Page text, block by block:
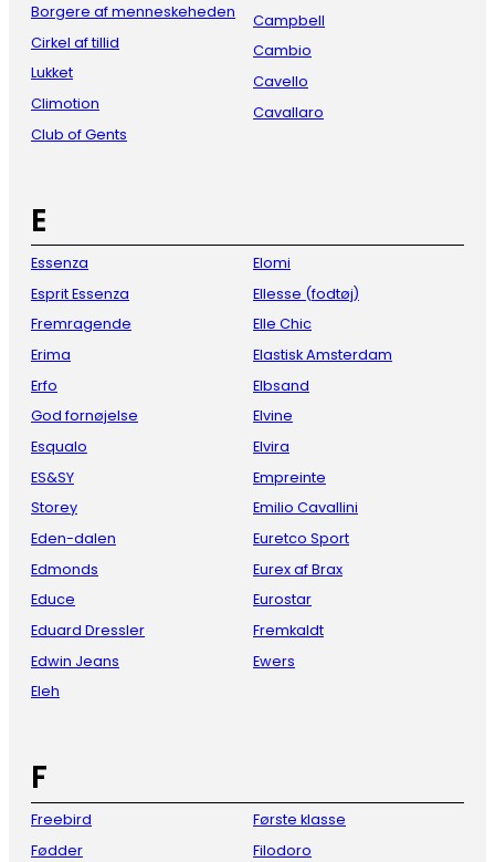
Borgere af menneskeheden
Cirkel af tillid
Lukket
Climotion
Club of Gents
Campbell
Cambio
Cavello
Cavallaro
E
Essenza
Esprit Essenza
Fremragende
Erima
Erfo
God fornøjelse
Esqualo
ES&SY
Storey
Eden-dalen
Edmonds
Educe
Eduard Dressler
Edwin Jeans
Eleh
Elomi
Ellesse (fodtøj)
Elle Chic
Elastisk Amsterdam
Elbsand
Elvine
Elvira
Empreinte
Emilio Cavallini
Euretco Sport
Eurex af Brax
Eurostar
Fremkaldt
Ewers
F
Freebird
Fødder
Første klasse
Filodoro